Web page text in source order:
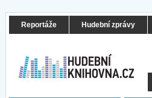
Reportáže Hudební zprávy